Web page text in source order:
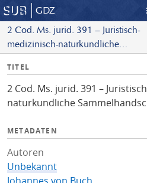
GDZ
2 Cod. Ms. jurid. 391 – Juristisch-
medizinisch-naturkundliche
I
f
o
TITEL
2 Cod. Ms. jurid. 391 –
naturkundliche
METADATEN
Autoren
Unbekannt